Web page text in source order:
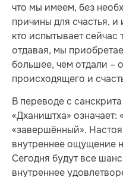
что мы имеем, без
причины для счастья, и
кто испытывает
отдавая, мы
большее, чем отдали –
происходящего и
В переводе с
«Дхаништха» означает:
«завершённый».
внутреннее ощущение
Сегодня будут все
внутреннее